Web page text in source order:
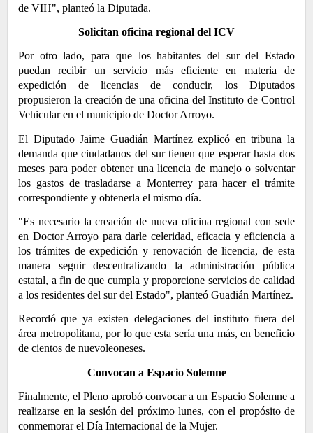
de VIH", planteó la Diputada.
Solicitan oficina regional del ICV
Por otro lado, para que los habitantes del sur del Estado
puedan recibir un servicio más eficiente en materia de
expedición de licencias de conducir, los Diputados
propusieron la creación de una oficina del Instituto de Control
Vehicular en el municipio de Doctor Arroyo.
El Diputado Jaime Guadián Martínez explicó en tribuna la
demanda que ciudadanos del sur tienen que esperar hasta dos
meses para poder obtener una licencia de manejo o solventar
los gastos de trasladarse a Monterrey para hacer el trámite
correspondiente y obtenerla el mismo día.
"Es necesario la creación de nueva oficina regional con sede
en Doctor Arroyo para darle celeridad, eficacia y eficiencia a
los trámites de expedición y renovación de licencia, de esta
manera seguir descentralizando la administración pública
estatal, a fin de que cumpla y proporcione servicios de calidad
a los residentes del sur del Estado", planteó Guadián Martínez.
Recordó que ya existen delegaciones del instituto fuera del
área metropolitana, por lo que esta sería una más, en beneficio
de cientos de nuevoleoneses.
Convocan a Espacio Solemne
Finalmente, el Pleno aprobó convocar a un Espacio Solemne a
realizarse en la sesión del próximo lunes, con el propósito de
conmemorar el Día Internacional de la Mujer.